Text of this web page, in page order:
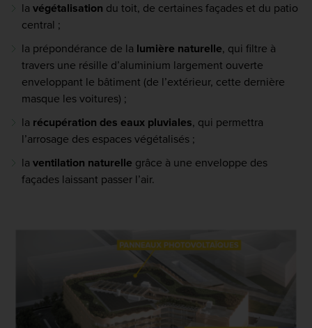
la végétalisation du toit, de certaines façades et du patio
central ;
la prépondérance de la lumière naturelle, qui filtre à
travers une résille d’aluminium largement ouverte
enveloppant le bâtiment (de l’extérieur, cette dernière
masque les voitures) ;
la récupération des eaux pluviales, qui permettra
l’arrosage des espaces végétalisés ;
la ventilation naturelle grâce à une enveloppe des
façades laissant passer l’air.